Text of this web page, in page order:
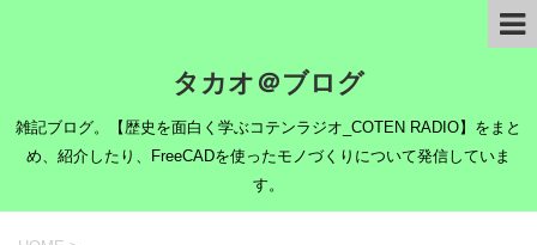
タカオ＠ブログ
雑記ブログ。【歴史を面白く学ぶコテンラジオ_COTEN RADIO】をまと
め、紹介したり、FreeCADを使ったモノづくりについて発信していま
す。